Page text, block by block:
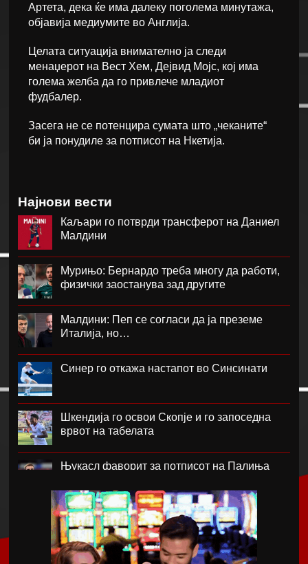
Артета, дека ќе има далеку поголема минутажа,
објавија медиумите во Англија.
Целата ситуација внимателно ја следи
менаџерот на Вест Хем, Дејвид Мојс, кој има
голема желба да го привлече младиот
фудбалер.
Засега не се потенцира сумата што „чеканите“
би ја понудиле за потписот на Нкетија.
Најнови вести
Каљари го потврди трансферот на Даниел
Малдини
Мурињо: Бернардо треба многу да работи,
физички заостанува зад другите
Малдини: Пеп се согласи да ја преземе
Италија, но…
Синер го откажа настапот во Синсинати
Шкендија го освои Скопје и го запоседна
врвот на табелата
Њукасл фаворит за потписот на Палиња
Атланта Јунајтед фаворит за потписот на
Мората